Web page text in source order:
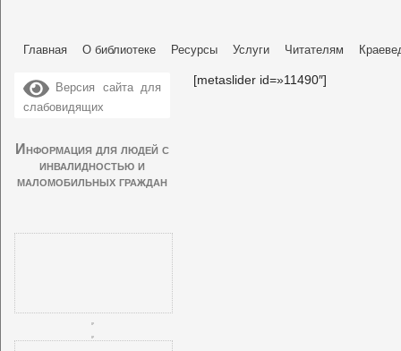
Главная О библиотеке Ресурсы Услуги Читателям
Версия сайта для
слабовидящих
Информация для людей с
инвалидностью и
маломобильных граждан
[metaslider id=»11490″]